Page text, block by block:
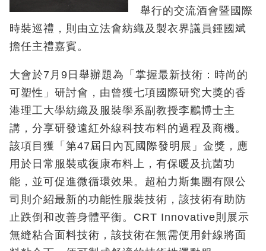
舉行的交流酒會暨國際
時裝巡禮，則由立法會紡織及製衣界議員鍾國斌
擔任主禮嘉賓。
大會於7月9日舉辦題為「掌握最新技術：時尚的
可塑性」研討會，由曾獲七項國際研究大獎的香
港理工大學紡織及服裝學系副教授李鸝博士主
講，分享研發遠紅外線科技布料的過程及商機。
該項目獲「第47屆日內瓦國際發明展」金獎，應
用於日常服裝或復康布料上，有保暖及抗菌功
能，並可促進微循環效果。超柏力斯集團有限公
司則介紹最新的功能性服裝技術，該技術有助防
止跌倒和改善身體平衡。CRT Innovative則展示
無縫粘合面料技術，該技術在無需便用針線將面